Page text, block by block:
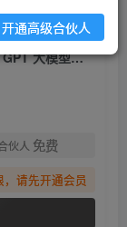
（6516期）GPT 大模型+AIGC技术实操课：GPT 大模型部署使用 AIGC实战落地方案
伙人 免费
请先开通会员
开通高级合伙人